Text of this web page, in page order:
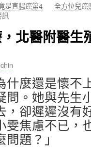
是直腸癌第4
全方位兒癌
北醫附醫生
什麼還是懷不
問。她與先生
，卻遲遲沒有
雯焦慮不已，
問題？」